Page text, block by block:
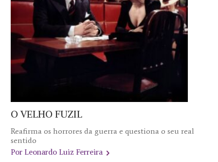
O VELHO FUZIL
Reafirma os horrores da guerra e questiona o seu real
sentido
Por Leonardo Luiz Ferreira